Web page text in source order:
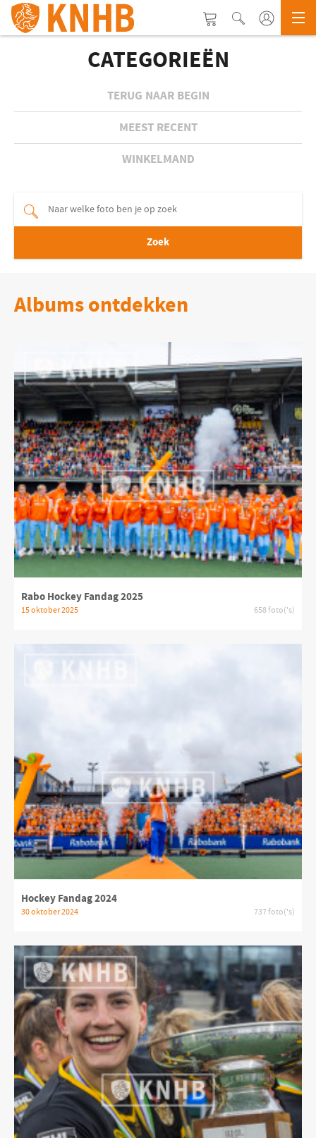
CATEGORIEËN
TERUG NAAR BEGIN
MEEST RECENT
WINKELMAND
Zoek
Albums ontdekken
Rabo Hockey Fandag 2025
15 oktober 2025 658 foto('s)
Hockey Fandag 2024
30 oktober 2024 737 foto('s)